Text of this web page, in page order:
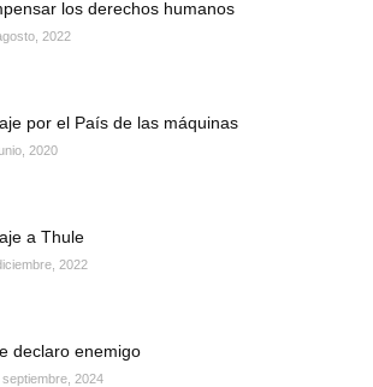
los derechos humanos
2022
por el País de las máquinas
2020
a Thule
2022
declaro enemigo
septiembre, 2024